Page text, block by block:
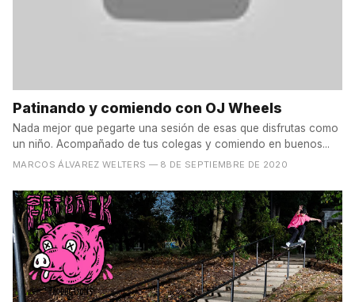
Patinando y comiendo con OJ Wheels
Nada mejor que pegarte una sesión de esas que disfrutas como
un niño. Acompañado de tus colegas y comiendo en buenos...
MARCOS ÁLVAREZ WELTERS — 8 DE SEPTIEMBRE DE 2020